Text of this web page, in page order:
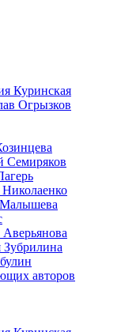
Куринская
Огрызков
Семиряков
Зубрилина
авторов